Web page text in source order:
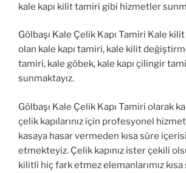
kale kapı kilit tamiri gibi hizmetler
Gölbaşı Kale Çelik Kapı Tamiri Kale
olan kale kapı tamiri, kale kilit
tamiri, kale göbek, kale kapı çilingir
sunmaktayız.
Gölbaşı Kale Çelik Kapı Tamiri olarak
çelik kapılarınız için profesyonel
kasaya hasar vermeden kısa süre
etmekteyiz. Çelik kapınız ister çekili
kilitli hiç fark etmez elemanlarımız